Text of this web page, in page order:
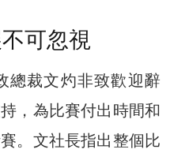
可忽視
總裁文灼非致歡迎辭
，為比賽付出時間和
。文社長指出整個比